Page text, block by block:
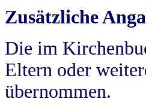
Zusätzliche
Die im
Eltern oder
übernommen.